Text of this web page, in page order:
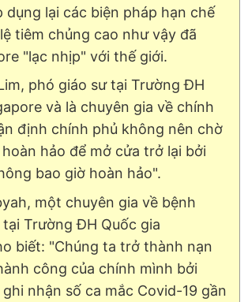
dụng lại các biện pháp hạn chế
tiêm chủng cao như vậy đã
"lạc nhịp" với thế giới.
phó giáo sư tại Trường ĐH
và là chuyên gia về chính
định chính phủ không nên chờ
hảo để mở cửa trở lại bởi
bao giờ hoàn hảo".
một chuyên gia về bệnh
Trường ĐH Quốc gia
biết: "Chúng ta trở thành nạn
công của chính mình bởi
nhận số ca mắc Covid-19 gần